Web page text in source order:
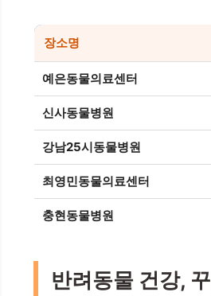
장소명
예은동물의료센터
신사동물병원
강남25시동물병원
최영민동물의료센터
충현동물병원
반려동물 건강,